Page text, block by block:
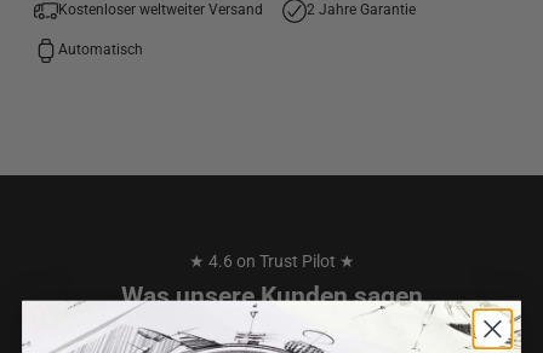
Kostenloser weltweiter Versand 2 Jahre Garantie
Automatisch
★ 4.6 on Trust Pilot ★
Was unsere Kunden sagen